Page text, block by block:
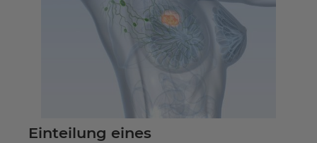
Einteilung eines